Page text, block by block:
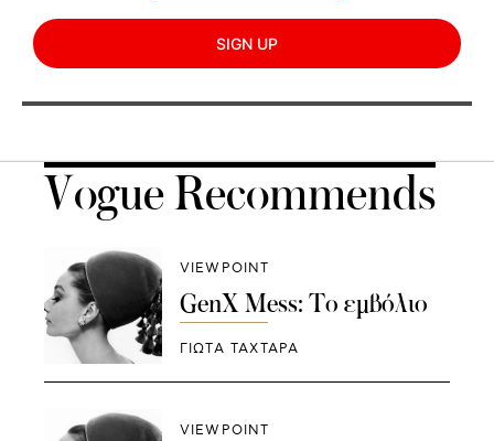
SIGN UP
Vogue Recommends
VIEWPOINT
GenX Mess: Το εμβόλιο
ΓΙΩΤΑ ΤΑΧΤΑΡΑ
VIEWPOINT